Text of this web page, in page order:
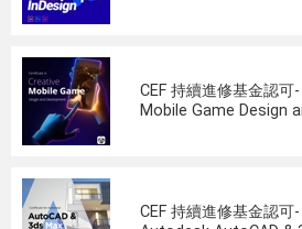
CEF 持續進修基金認
Mobile Game Design
CEF 持續進修基金認